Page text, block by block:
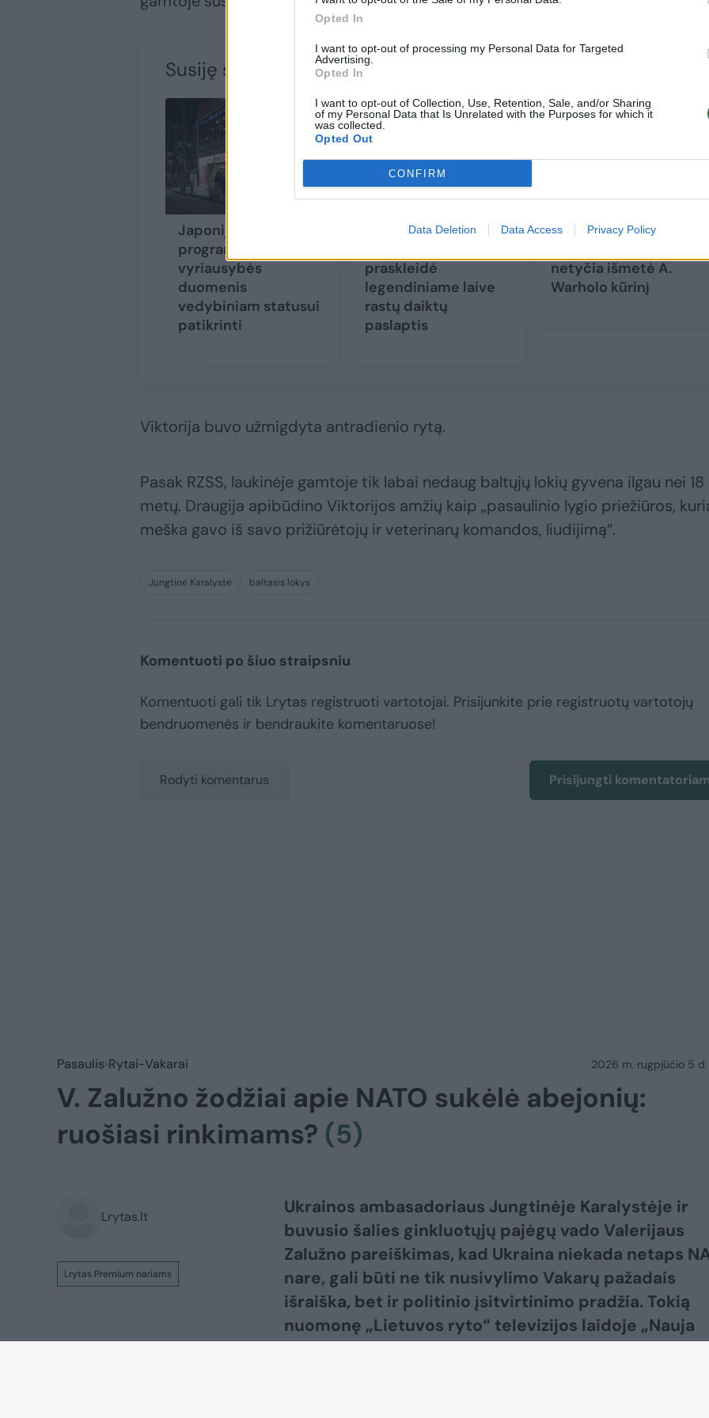
Opted In
I want to opt-out of processing my Personal Data for Targeted
Advertising.
Opted In
I want to opt-out of Collection, Use, Retention, Sale, and/or Sharing
of my Personal Data that Is Unrelated with the Purposes for which it
was collected.
Opted Out
CONFIRM
Data Deletion Data Access Privacy Policy
Susiję straipsniai
Japonijos pažinčių
programėlė naudoja
vyriausybės
duomenis
vedybiniam statusui
patikrinti
Daiktai iš „Titaniko“
praskleidė
legendiniame laive
rastų daiktų
paslaptis
Rotušė
netyčia išmetė A.
Warholo kūrinį
Viktorija buvo užmigdyta antradienio rytą.
Pasak RZSS, laukinėje gamtoje tik labai nedaug baltųjų lokių gyvena ilgau nei 18
metų. Draugija apibūdino Viktorijos amžių kaip „pasaulinio lygio priežiūros,
meška gavo iš savo prižiūrėtojų ir veterinarų komandos, liudijimą“.
Jungtinė Karalystė baltasis lokys
Komentuoti po šiuo straipsniu
Komentuoti gali tik Lrytas registruoti vartotojai. Prisijunkite prie registruotų vartotojų
bendruomenės ir bendraukite komentaruose!
Rodyti komentarus Prisijungti
Pasaulis Rytai-Vakarai 2026 m. rugpjūčio 5 d.
V. Zalužno žodžiai apie NATO sukėlė abejonių:
ruošiasi rinkimams? (5)
Lrytas.lt
Lrytas Premium nariams
Ukrainos ambasadoriaus Jungtinėje Karalystėje ir
buvusio šalies ginkluotųjų pajėgų vado Valerijaus
Zalužno pareiškimas, kad Ukraina niekada netaps
nare, gali būti ne tik nusivylimo Vakarų pažadais
išraiška, bet ir politinio įsitvirtinimo pradžia. Tokią
nuomonę „Lietuvos ryto“ televizijos laidoje „Nauja
diena“ išsakė ambasadorius, buvęs užsienio reikalų